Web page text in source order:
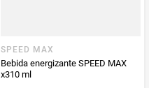
SPEED MAX
Bebida energizante SPEED MAX
x310 ml